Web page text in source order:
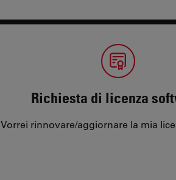
Richiesta di licenza
Vorrei rinnovare/aggiornare la mia